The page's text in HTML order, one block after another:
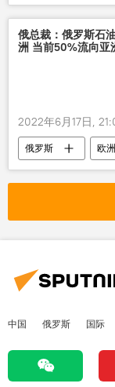
石油
制裁
俄总裁：俄罗斯石
洲 当前50%流向亚
2022年6月17日,
俄罗斯 欧洲
中国 俄罗斯 国际